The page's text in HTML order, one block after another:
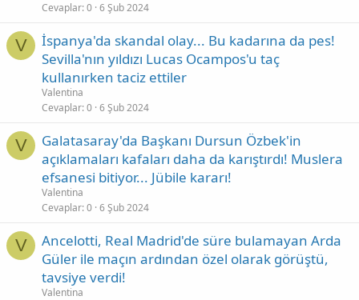
Cevaplar 0 6 Şub 2024
V
İspanya'da skandal olay... Bu kadarına da pes!
Sevilla'nın yıldızı Lucas Ocampos'u taç
kullanırken taciz ettiler
Valentina
Cevaplar 0 6 Şub 2024
V
Galatasaray'da Başkanı Dursun Özbek'in
açıklamaları kafaları daha da karıştırdı! Muslera
efsanesi bitiyor... Jübile kararı!
Valentina
Cevaplar 0 6 Şub 2024
V
Ancelotti, Real Madrid'de süre bulamayan Arda
Güler ile maçın ardından özel olarak görüştü,
tavsiye verdi!
Valentina